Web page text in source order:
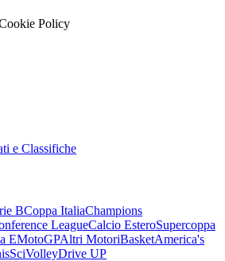
Policy
e Classifiche
BCoppa ItaliaChampions
LeagueCalcio EsteroSupercoppa
EMotoGPAltri MotoriBasketAmerica's
SciVolleyDrive UP